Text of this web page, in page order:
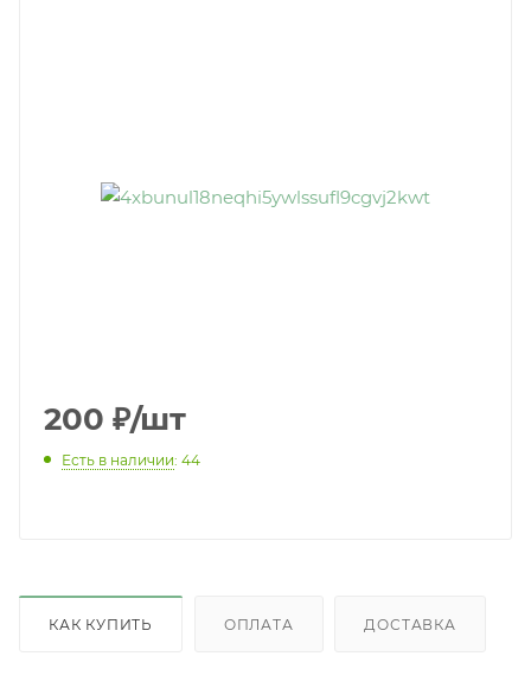
200 ₽/шт
Есть в наличии: 44
КАК КУПИТЬ ОПЛАТА ДОСТАВКА